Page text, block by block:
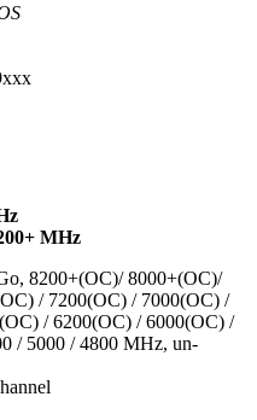
MHz
8200+(OC)/ 8000+(OC)/
/ 7200(OC) / 7000(OC) /
/ 6200(OC) / 6000(OC) /
/ 5000 / 4800 MHz, un-